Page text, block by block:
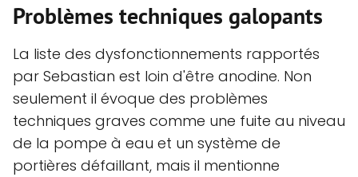
Problèmes techniques galopants
La liste des dysfonctionnements rapportés
par Sebastian est loin d'être anodine. Non
seulement il évoque des problèmes
techniques graves comme une fuite au niveau
de la pompe à eau et un système de
portières défaillant, mais il mentionne